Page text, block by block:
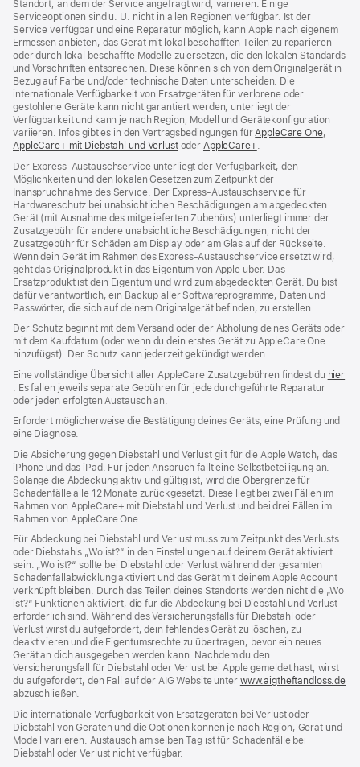
Standort, an dem der Service angefragt wird, variieren. Einige
Serviceoptionen sind u. U. nicht in allen Regionen verfügbar. Ist der
Service verfügbar und eine Reparatur möglich, kann Apple nach eigenem
Ermessen anbieten, das Gerät mit lokal beschafften Teilen zu reparieren
oder durch lokal beschaffte Modelle zu ersetzen, die den lokalen Standards
und Vorschriften entsprechen. Diese können sich von dem Originalgerät in
Bezug auf Farbe und/oder technische Daten unterscheiden. Die
internationale Verfügbarkeit von Ersatzgeräten für verlorene oder
gestohlene Geräte kann nicht garantiert werden, unterliegt der
Verfügbarkeit und kann je nach Region, Modell und Gerätekonfiguration
variieren. Infos gibt es in den Vertragsbedingungen fürAppleCare One(Öffnet
,
AppleCare+ mit Diebstahl und Verlust(Öffnet
neues
Fenster)
oder AppleCare+(Öffnet
neues
Fenster)
.
Der Express-Austauschservice unterliegt der Verfügbarkeit, den
Möglichkeiten und den lokalen Gesetzen zum Zeitpunkt der
Inanspruchnahme des Service. Der Express-Austauschservice für
Hardwareschutz bei unabsichtlichen Beschädigungen am abgedeckten
Gerät (mit Ausnahme des mitgelieferten Zubehörs) unterliegt immer der
Zusatzgebühr für andere unabsichtliche Beschädigungen, nicht der
Zusatzgebühr für Schäden am Display oder am Glas auf der Rückseite.
Wenn dein Gerät im Rahmen des Express-Austauschservice ersetzt wird,
geht das Originalprodukt in das Eigentum von Apple über. Das
Ersatzprodukt ist dein Eigentum und wird zum abgedeckten Gerät. Du bist
dafür verantwortlich, ein Backup aller Softwareprogramme, Daten und
Passwörter, die sich auf deinem Originalgerät befinden, zu erstellen.
Der Schutz beginnt mit dem Versand oder der Abholung deines Geräts oder
mit dem Kaufdatum (oder wenn du dein erstes Gerät zu AppleCare One
hinzufügst). Der Schutz kann jederzeit gekündigt werden.
Eine vollständige Übersicht aller AppleCare Zusatzgebühren findest du hier
(Öffnet
ein
Fenster)
. Es fallen jeweils separate Gebühren für jede durchgeführte Reparatur
oder jeden erfolgten Austausch an.
Erfordert möglicherweise die Bestätigung deines Geräts, eine Prüfung und
eine Diagnose.
Die Absicherung gegen Diebstahl und Verlust gilt für die Apple Watch, das
iPhone und das iPad. Für jeden Anspruch fällt eine Selbstbeteiligung an.
Solange die Abdeckung aktiv und gültig ist, wird die Obergrenze für
Schadenfälle alle 12 Monate zurückgesetzt. Diese liegt bei zwei Fällen im
Rahmen von AppleCare+ mit Diebstahl und Verlust und bei drei Fällen im
Rahmen von AppleCare One.
Für Abdeckung bei Diebstahl und Verlust muss zum Zeit­punkt des Verlusts
oder Dieb­stahls „Wo ist?“ in den Einstellungen auf deinem Gerät aktiviert
sein. „Wo ist?“ sollte bei Diebstahl oder Verlust während der gesamten
Schadenfallabwicklung aktiviert und das Gerät mit deinem Apple Account
verknüpft bleiben. Durch das Teilen deines Standorts werden nicht die „Wo
ist?“ Funktionen aktiviert, die für die Abdeckung bei Diebstahl und Verlust
erforderlich sind. Während des Versicherungs­falls für Diebstahl oder
Verlust wirst du aufgefordert, dein fehlendes Gerät zu löschen, zu
deaktivieren und die Eigentums­rechte zu übertragen, bevor ein neues
Gerät an dich ausgegeben werden kann. Nachdem du den
Versicherungsfall für Diebstahl oder Verlust bei Apple gemeldet hast, wirst
du aufgefordert, den Fall auf der AIG Website unter www.aigtheftandloss.de
abzuschließen.
Die internationale Verfügbarkeit von Ersatzgeräten bei Verlust oder
Diebstahl von Geräten und die Optionen können je nach Region, Gerät und
Modell variieren. Austausch am selben Tag ist für Schadenfälle bei
Diebstahl oder Verlust nicht verfügbar.